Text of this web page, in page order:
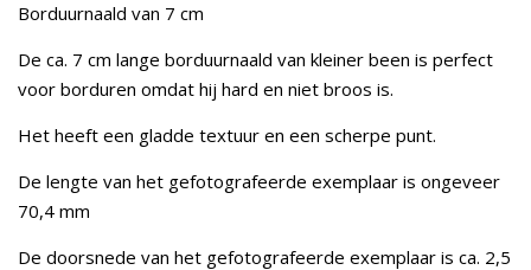
Borduurnaald van 7 cm
De ca. 7 cm lange borduurnaald van kleiner been is perfect
voor borduren omdat hij hard en niet broos is.
Het heeft een gladde textuur en een scherpe punt.
De lengte van het gefotografeerde exemplaar is ongeveer
70,4 mm
De doorsnede van het gefotografeerde exemplaar is ca. 2,5